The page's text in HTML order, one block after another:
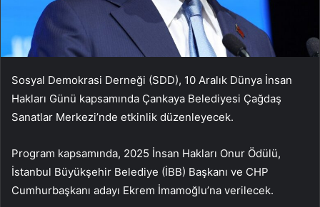
Sosyal Demokrasi Derneği (SDD), 10 Aralık Dünya İnsan
Hakları Günü kapsamında Çankaya Belediyesi Çağdaş
Sanatlar Merkezi’nde etkinlik düzenleyecek.
Program kapsamında, 2025 İnsan Hakları Onur Ödülü,
İstanbul Büyükşehir Belediye (İBB) Başkanı ve CHP
Cumhurbaşkanı adayı Ekrem İmamoğlu’na verilecek.